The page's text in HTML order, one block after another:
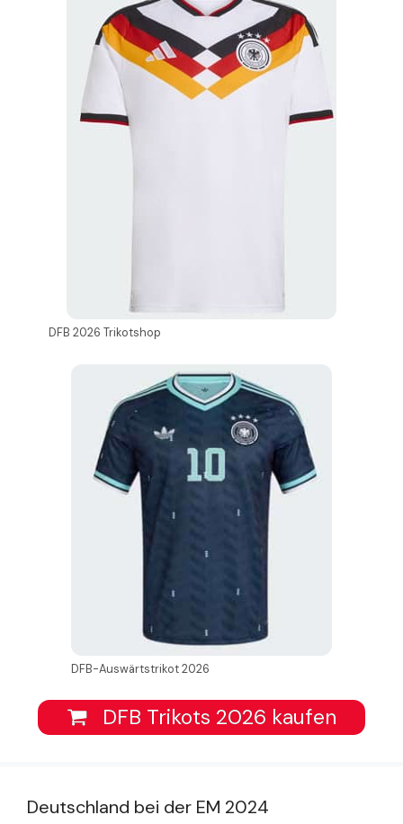
DFB 2026 Trikotshop
DFB-Auswärtstrikot 2026
DFB Trikots 2026 kaufen
Deutschland bei der EM 2024